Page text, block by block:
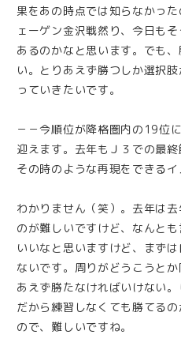
果をあの時点では知らなかっ
ェーゲン金沢戦然り、今日も
あるのかなと思います。でも
い。とりあえず勝つしか選択
っていきたいです。
－－今順位が降格圏内の19位
迎えます。去年もＪ３での最終
その時のような再現をできる
わかりません（笑）。去年は
のが難しいですけど、なんと
いいなと思いますけど、まず
ないです。周りがどうこうと
あえず勝たなければいけない
だから練習しなくても勝てる
ので、難しいですね。